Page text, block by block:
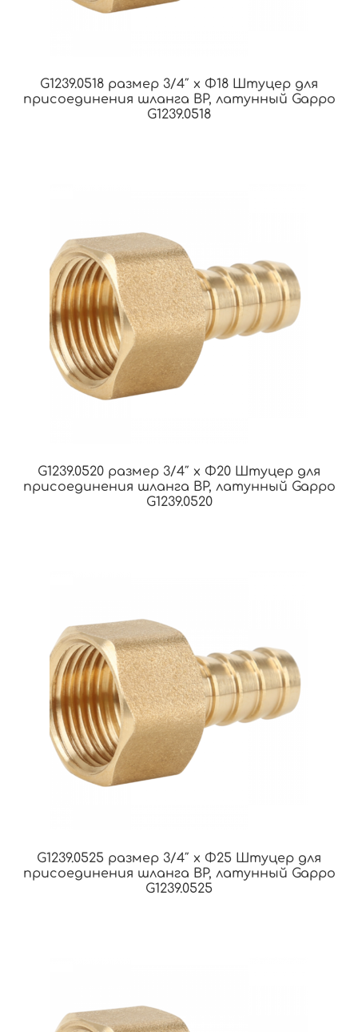
G1239.0518 размер 3/4″ x Φ18 Штуцер для
присоединения шланга ВР, латунный Gappo
G1239.0518
G1239.0520 размер 3/4″ x Φ20 Штуцер для
присоединения шланга ВР, латунный Gappo
G1239.0520
G1239.0525 размер 3/4″ x Φ25 Штуцер для
присоединения шланга ВР, латунный Gappo
G1239.0525